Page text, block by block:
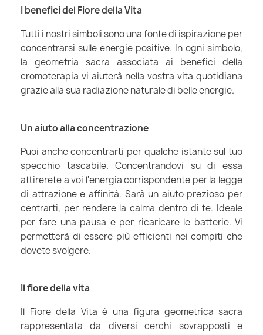
I benefici del Fiore della Vita
Tutti i nostri simboli sono una fonte di ispirazione per
concentrarsi sulle energie positive. In ogni simbolo,
la geometria sacra associata ai benefici della
cromoterapia vi aiuterà nella vostra vita quotidiana
grazie alla sua radiazione naturale di belle energie.
Un aiuto alla concentrazione
Puoi anche concentrarti per qualche istante sul tuo
specchio tascabile. Concentrandovi su di essa
attirerete a voi l'energia corrispondente per la legge
di attrazione e affinità. Sarà un aiuto prezioso per
centrarti, per rendere la calma dentro di te. Ideale
per fare una pausa e per ricaricare le batterie. Vi
permetterà di essere più efficienti nei compiti che
dovete svolgere.
Il fiore della vita
Il Fiore della Vita è una figura geometrica sacra
rappresentata da diversi cerchi sovrapposti e